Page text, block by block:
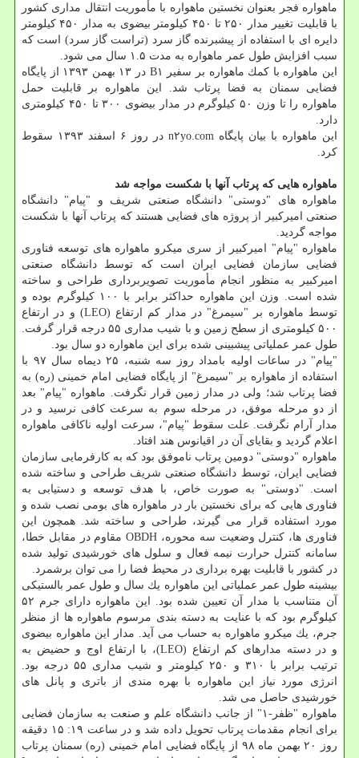
ماهواره فجر بعنوان نخستین ماهواره با مأموریت انتقال مداری كشور
با قابلیت تغییر مدار ۲۵۰ تا ۴۵۰ كیلومتر بیضوی به مدار ۴۵۰ كیلومتر
دایره ای با استفاده از پیشبرنده گاز سرد (تراست گاز سرد) است كه
سبب افزایش طول عمر ماهواره به مدت ۱.۵ سال می شود.
این ماهواره با كمك ماهواره بر سفیر B۱ در ۱۳ بهمن ۱۳۹۳ از پایگاه
فضایی سمنان به فضا پرتاب شد. این ماهواره بر قابلیت حمل
ماهواره را تا وزن ۵۰ كیلوگرم در مدار بیضوی ۳۰۰ تا ۴۵۰ كیلومتری
دارد.
این ماهواره با بیان پایگاه n۲yo.com در روز ۶ اسفند ۱۳۹۳ سقوط
كرد.
ماهواره هایی كه پرتاب آنها با شكست مواجه شد
ماهواره های "دوستی" دانشگاه صنعتی شریف و "پیام" دانشگاه
صنعتی امیركبیر از پروژه های فضایی هستند كه پرتاب آنها با شكست
مواجه گردید.
ماهواره "پیام" امیركبیر از سری میكرو ماهواره های توسعه فناوری
فضایی سازمان فضایی ایران است كه توسط دانشگاه صنعتی
امیركبیر به منظور انجام مأموریت تصویربرداری طراحی و ساخته
شده است. وزن این ماهواره حداكثر برابر با ۱۰۰ كیلوگرم بوده و
توسط ماهواره بر "سیمرغ" در مدار كم ارتفاع (LEO) و در ارتفاع
۵۰۰ كیلومتری از سطح زمین و با شیب مداری ۵۵ درجه قرار گرفت.
طول عمر عملیاتی پیشبینی شده برای این ماهواره دو سال بود.
"پیام" در ساعات اولیه بامداد روز سه شنبه، ۲۵ دیماه سال ۹۷ با
استفاده از ماهواره بر "سیمرغ" از پایگاه فضایی امام خمینی (ره) به
فضا پرتاب شد؛ ولی در مدار زمین قرار نگرفت. ماهواره "پیام" بعد
از دو مرحله موفق، در مرحله سوم به سرعت كافی نرسید و در
مدار آرام نگرفت. علت سقوط "پیام"، سرعت اولیه ناكافی ماهواره
اعلام گردید و بقایای آن در اقیانوس هند افتاد.
ماهواره "دوستی" دومین پرتاب ناموفق بود كه به كارفرمایی سازمان
فضایی ایران، توسط دانشگاه صنعتی شریف طراحی و ساخته شده
است. "دوستی" به صورت خاص، با هدف توسعه و دستیابی به
فناوری هایی كه برای نخستین بار در ماهواره های بومی نصب شده و
مورد استفاده قرار می گیرند، طراحی و ساخته شد. همچون این
فناوری ها، كنترل وضعیت سه محوره، OBDH مقاوم در مقابل خطا،
سامانه كنترل حرارت نیمه فعال و سلول های خورشیدی تولید شده
در كشور با قابلیت بهره برداری در محیط فضا را می توان برشمرد.
بیشینه طول عمر عملیاتی این ماهواره یك سال و طول عمر بالستیكی
آن متناسب با مدار آن تعیین شده بود. این ماهواره دارای جرم ۵۲
كیلوگرم بود كه با عنایت به دسته بندی مرسوم ماهواره ها از منظر
جرم، یك میكرو ماهواره به حساب می آید. مدار این ماهواره بیضوی
و در دسته مدارهای كم ارتفاع (LEO)، با ارتفاع اوج و حضیض به
ترتیب برابر با ۳۱۰ و ۲۵۰ كیلومتر و شیب مداری ۵۵ درجه بود.
انرژی مورد نیاز این ماهواره با بهره مندی از باتری و پانل های
خورشیدی حاصل می شد.
ماهواره "ظفر-۱" از جانب دانشگاه علم و صنعت به سازمان فضایی
برای انجام مقدمات پرتاب تحویل داده شد و در ساعت ۱۹: ۱۵ دقیقه
روز ۲۰ بهمن ماه ۹۸ از پایگاه فضایی امام خمینی (ره) سمنان پرتاب